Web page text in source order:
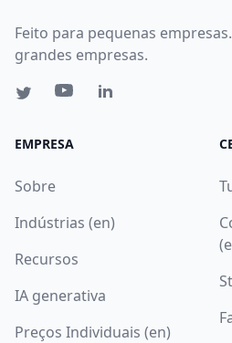
Feito para pequenas
grandes empresas.
EMPRESA
Sobre
Indústrias (en)
Recursos
IA generativa
Preços Individuais (en)